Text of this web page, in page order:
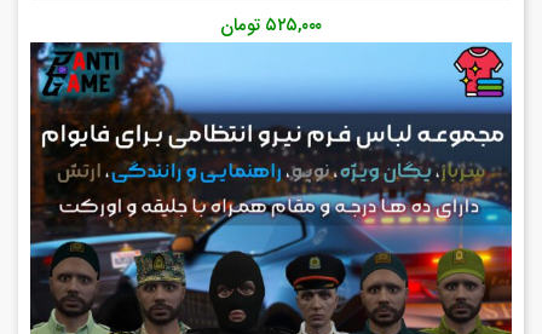
۵۲۵,۰۰۰ تومان